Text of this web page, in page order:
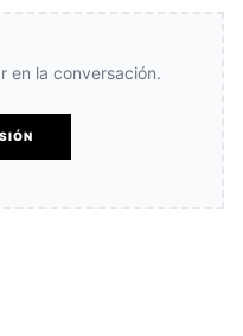
en la conversación.